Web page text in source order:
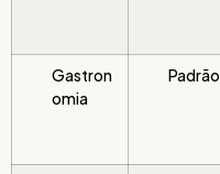
Gastron
omia
Padrão